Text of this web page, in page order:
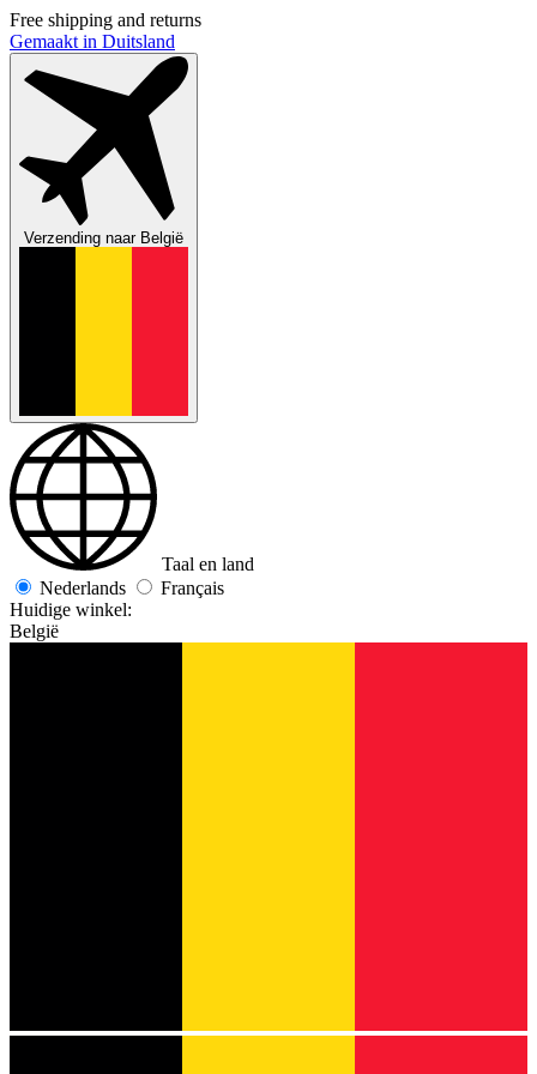
Free shipping and returns
Gemaakt in Duitsland
Verzending naarBelgië
Taal en land
Nederlands
Français
Huidige winkel:
België